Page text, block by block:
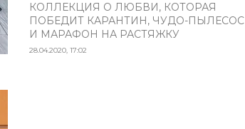
КОЛЛЕКЦИЯ О ЛЮБВИ, КОТОРАЯ
ПОБЕДИТ КАРАНТИН, ЧУДО-ПЫЛЕСОС
И МАРАФОН НА РАСТЯЖКУ
28.04.2020, 17:02